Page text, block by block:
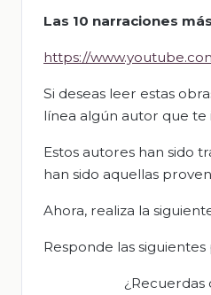
Las 10 narraciones
https://
Si deseas leer estas
línea algún autor que te
Estos autores han sido
han sido aquellas
Ahora, realiza la
Responde las